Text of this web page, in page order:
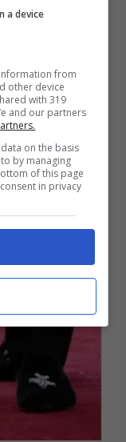
un omaggio
a device
from
other device
with 319
and our partners
on the basis
by managing
of this page
in privacy